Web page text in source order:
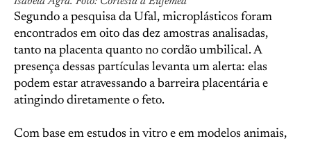
Segundo a pesquisa da Ufal, microplásticos foram
encontrados em oito das dez amostras analisadas,
tanto na placenta quanto no cordão umbilical. A
presença dessas partículas levanta um alerta: elas
podem estar atravessando a barreira placentária e
atingindo diretamente o feto.
Com base em estudos in vitro e em modelos animais,